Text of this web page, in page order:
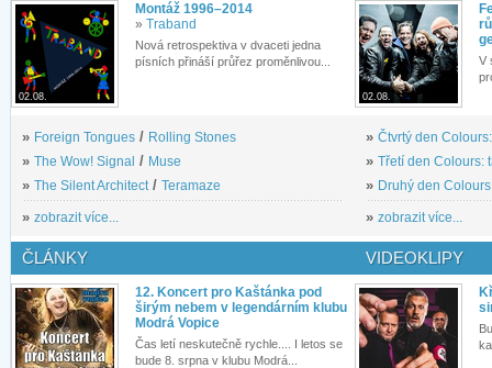
02.08.
Montáž 1996–2014
» Traband
Nová retrospektiva v dvaceti jedna
písních přináší průřez proměnlivou...
» Foreign Tongues / Rolling Stones
» The Wow! Signal / Muse
» The Silent Architect/ Teramaze
» zobrazit více...
02.08.
V
» Čtvrtý den
» Třetí den Colours:
» Druhý den
» zobrazit více...
ČLÁNKY
12. Koncert pro Kaštánka pod
širým nebem v legendárním klubu
Modrá Vopice
Čas letí neskutečně rychle.... I letos se
bude 8. srpna v klubu Modrá...
VIDEOKLIPY